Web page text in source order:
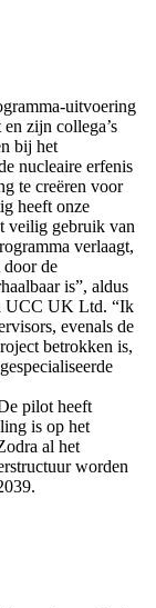
uitvoering
zijn collega’s
bij het
nucleaire erfenis
te creëren voor
heeft onze
veilig gebruik van
verlaagt,
door de
is”, aldus
UCC UK Ltd. “Ik
evenals de
betrokken is,
pilot heeft
is op het
al het
worden